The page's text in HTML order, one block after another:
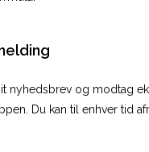
nyhedsbrev og modtag
Du kan til enhver tid